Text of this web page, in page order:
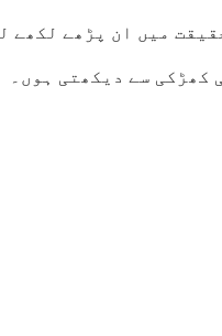
میں ان پڑھے لکھے
کھڑکی سے دیکھتی ہوں۔